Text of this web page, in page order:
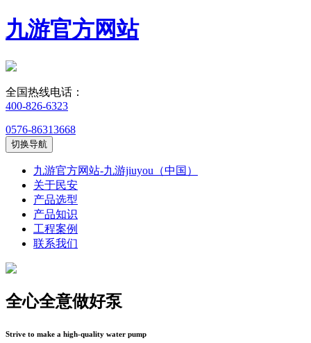
九游官方网站
全国热线电话：
400-826-6323
0576-86313668
切换导航
九游官方网站-九游jiuyou（中国）
关于民安
产品选型
产品知识
工程案例
联系我们
全心全意做好泵
Strive to make a high-quality water pump